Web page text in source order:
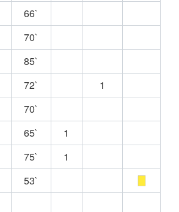
66`
70`
85`
72`
1
70`
65`
1
75`
1
53`